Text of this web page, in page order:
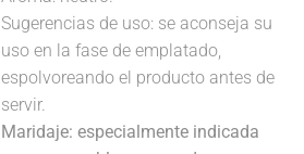
Sugerencias de uso: se aconseja su
uso en la fase de emplatado,
espolvoreando el producto antes de
servir.
Maridaje: especialmente indicada